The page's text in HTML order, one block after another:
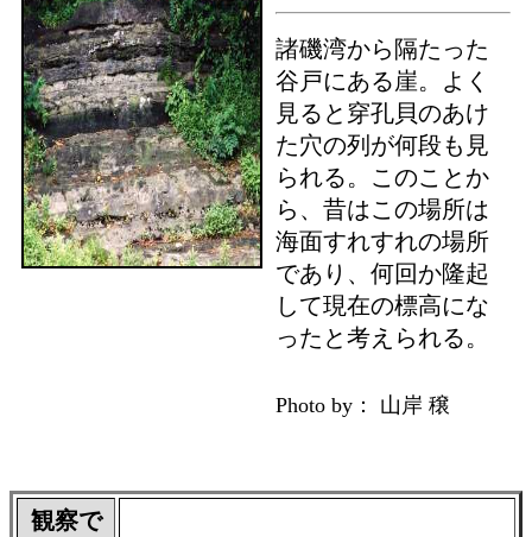
諸磯湾から隔たった
谷戸にある崖。よく
見ると穿孔貝のあけ
た穴の列が何段も見
られる。このことか
ら、昔はこの場所は
海面すれすれの場所
であり、何回か隆起
して現在の標高にな
ったと考えられる。
Photo by： 山岸 穣
観察で